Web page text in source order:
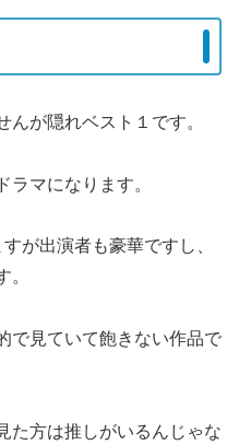
が隠れベスト１です。
ラマになります。
が出演者も豪華ですし、
。
で見ていて飽きない作品で
た方は推しがいるんじゃな